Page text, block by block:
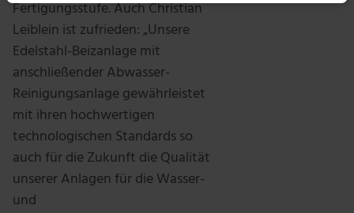
Fertigungsstufe. Auch Christian
Leiblein ist zufrieden: „Unsere
Edelstahl-Beizanlage mit
anschließender Abwasser-
Reinigungsanlage gewährleistet
mit ihren hochwertigen
technologischen Standards so
auch für die Zukunft die Qualität
unserer Anlagen für die Wasser-
und